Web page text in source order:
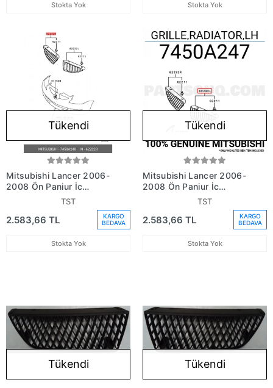
Stokta Yok Stokta Yok
Tükendi
Mitsubishi Lancer 2006-
2008 Ön Panjur İç
Desenli Sağ (Oem No:
TST
2.583,66 TL
KARGO
BEDAVA
Stokta Yok
Tükendi
Mitsubishi Lancer 2006-
2008 Ön Panjur İç
Desenli Sol (Oem No:
TST
2.583,66 TL
KARGO
BEDAVA
Stokta Yok
Tükendi Tükendi